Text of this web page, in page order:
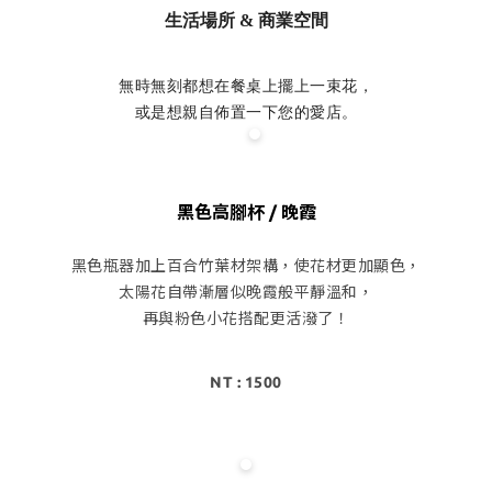
生活場所 & 商業空間
無時無刻都想在餐桌上擺上一束花，
或是想親自佈置一下您的愛店。
黑色高腳杯 / 晚霞
黑色瓶器加上百合竹葉材架構，使花材更加顯色，
太陽花自帶漸層似晚霞般平靜溫和，
再與粉色小花搭配更活潑了！
NT : 1500